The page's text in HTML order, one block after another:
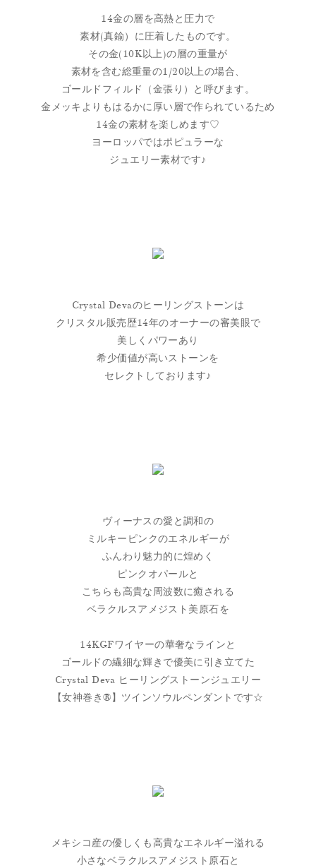
14金の層を高熱と圧力で
素材(真鍮）に圧着したものです。
その金(10K以上)の層の重量が
素材を含む総重量の1/20以上の場合、
ゴールドフィルド（金張り）と呼びます。
金メッキよりもはるかに厚い層で作られているため
14金の素材を楽しめます♡
ヨーロッパではポピュラーな
ジュエリー素材です♪
Crystal Devaのヒーリングストーンは
クリスタル販売歴14年のオーナーの審美眼で
美しくパワーあり
希少価値が高いストーンを
セレクトしております♪
ヴィーナスの愛と調和の
ミルキーピンクのエネルギーが
ふんわり魅力的に煌めく
ピンクオパールと
こちらも高貴な周波数に癒される
ベラクルスアメジスト美原石を
14KGFワイヤーの華奢なラインと
ゴールドの繊細な輝きで優美に引き立てた
Crystal Deva ヒーリングストーンジュエリー
【女神巻き®】ツインソウルペンダントです☆
メキシコ産の優しくも高貴なエネルギー溢れる
小さなベラクルスアメジスト原石と